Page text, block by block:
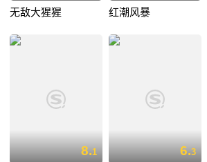
无敌大猩猩 红潮风暴
8.1 6.3